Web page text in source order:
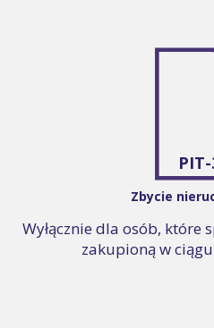
Zbycie
Wyłącznie dla osób, które
zakupioną w